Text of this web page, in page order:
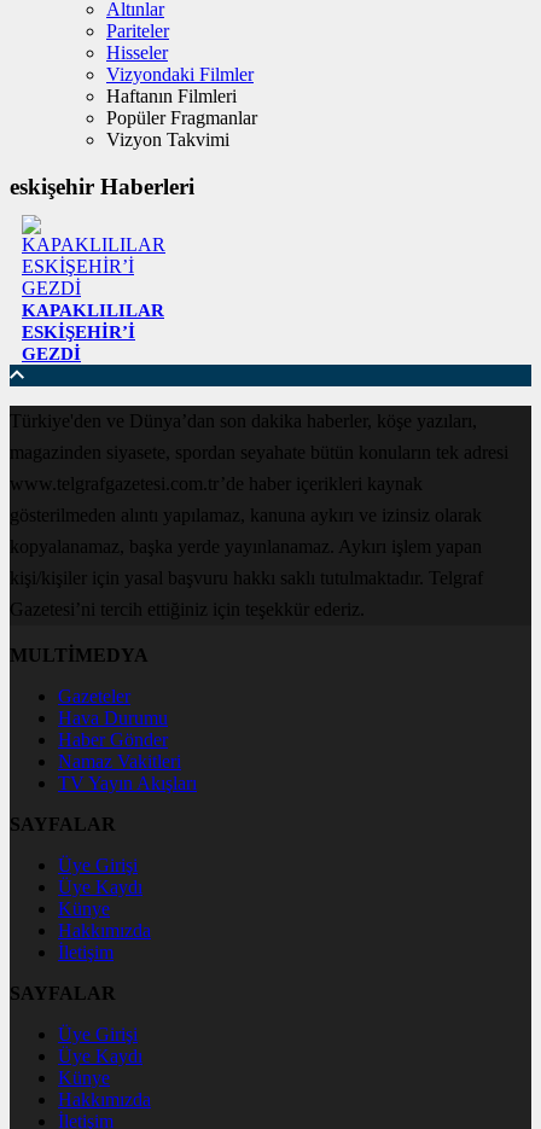
Altınlar
Pariteler
Hisseler
Vizyondaki Filmler
Haftanın Filmleri
Popüler Fragmanlar
Vizyon Takvimi
eskişehir Haberleri
KAPAKLILILAR
ESKİŞEHİR’İ
GEZDİ
Türkiye'den ve Dünya’dan son dakika haberler, köşe yazıları,
magazinden siyasete, spordan seyahate bütün konuların tek adresi
www.telgrafgazetesi.com.tr’de haber içerikleri kaynak
gösterilmeden alıntı yapılamaz, kanuna aykırı ve izinsiz olarak
kopyalanamaz, başka yerde yayınlanamaz. Aykırı işlem yapan
kişi/kişiler için yasal başvuru hakkı saklı tutulmaktadır. Telgraf
Gazetesi’ni tercih ettiğiniz için teşekkür ederiz.
MULTİMEDYA
Gazeteler
Hava Durumu
Haber Gönder
Namaz Vakitleri
TV Yayın Akışları
SAYFALAR
Üye Girişi
Üye Kaydı
Künye
Hakkımızda
İletişim
SAYFALAR
Üye Girişi
Üye Kaydı
Künye
Hakkımızda
İletişim